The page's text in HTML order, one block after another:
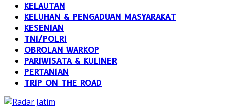
KELAUTAN
KELUHAN & PENGADUAN MASYARAKAT
KESENIAN
TNI/POLRI
OBROLAN WARKOP
PARIWISATA & KULINER
PERTANIAN
TRIP ON THE ROAD